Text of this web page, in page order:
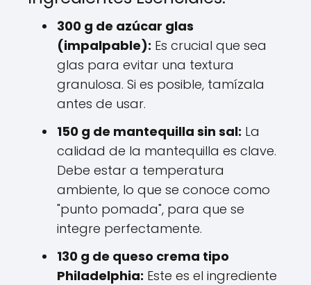
300 g de azúcar glas
(impalpable): Es crucial que sea
glas para evitar una textura
granulosa. Si es posible, tamízala
antes de usar.
150 g de mantequilla sin sal: La
calidad de la mantequilla es clave.
Debe estar a temperatura
ambiente, lo que se conoce como
"punto pomada", para que se
integre perfectamente.
130 g de queso crema tipo
Philadelphia: Este es el ingrediente